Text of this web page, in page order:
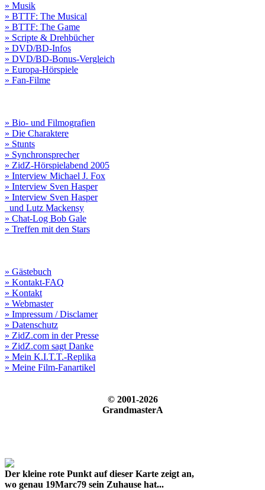
» Musik
» BTTF: The Musical
» BTTF: The Game
» Scripte & Drehbücher
» DVD/BD-Infos
» DVD/BD-Bonus-Vergleich
» Europa-Hörspiele
» Fan-Filme
» Bio- und Filmografien
» Die Charaktere
» Stunts
» Synchronsprecher
» ZidZ-Hörspielabend 2005
» Interview Michael J. Fox
» Interview Sven Hasper
» Interview Sven Hasper
und Lutz Mackensy
» Chat-Log Bob Gale
» Treffen mit den Stars
» Gästebuch
» Kontakt-FAQ
» Kontakt
» Webmaster
» Impressum / Disclamer
» Datenschutz
» ZidZ.com in der Presse
» ZidZ.com sagt Danke
» Mein K.I.T.T.-Replika
» Meine Film-Fanartikel
© 2001-2026
GrandmasterA
Der kleine rote Punkt auf dieser Karte zeigt an,
wo genau 19Marc79 sein Zuhause hat...